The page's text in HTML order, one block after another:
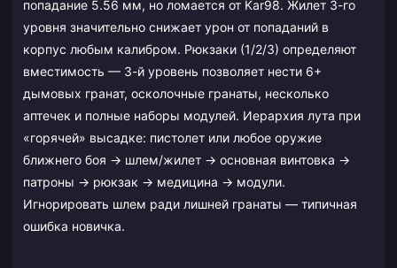
попадание 5.56 мм, но ломается от Kar98. Жилет 3-го
уровня значительно снижает урон от попаданий в
корпус любым калибром. Рюкзаки (1/2/3) определяют
вместимость — 3-й уровень позволяет нести 6+
дымовых гранат, осколочные гранаты, несколько
аптечек и полные наборы модулей. Иерархия лута при
«горячей» высадке: пистолет или любое оружие
ближнего боя → шлем/жилет → основная винтовка →
патроны → рюкзак → медицина → модули.
Игнорировать шлем ради лишней гранаты — типичная
ошибка новичка.